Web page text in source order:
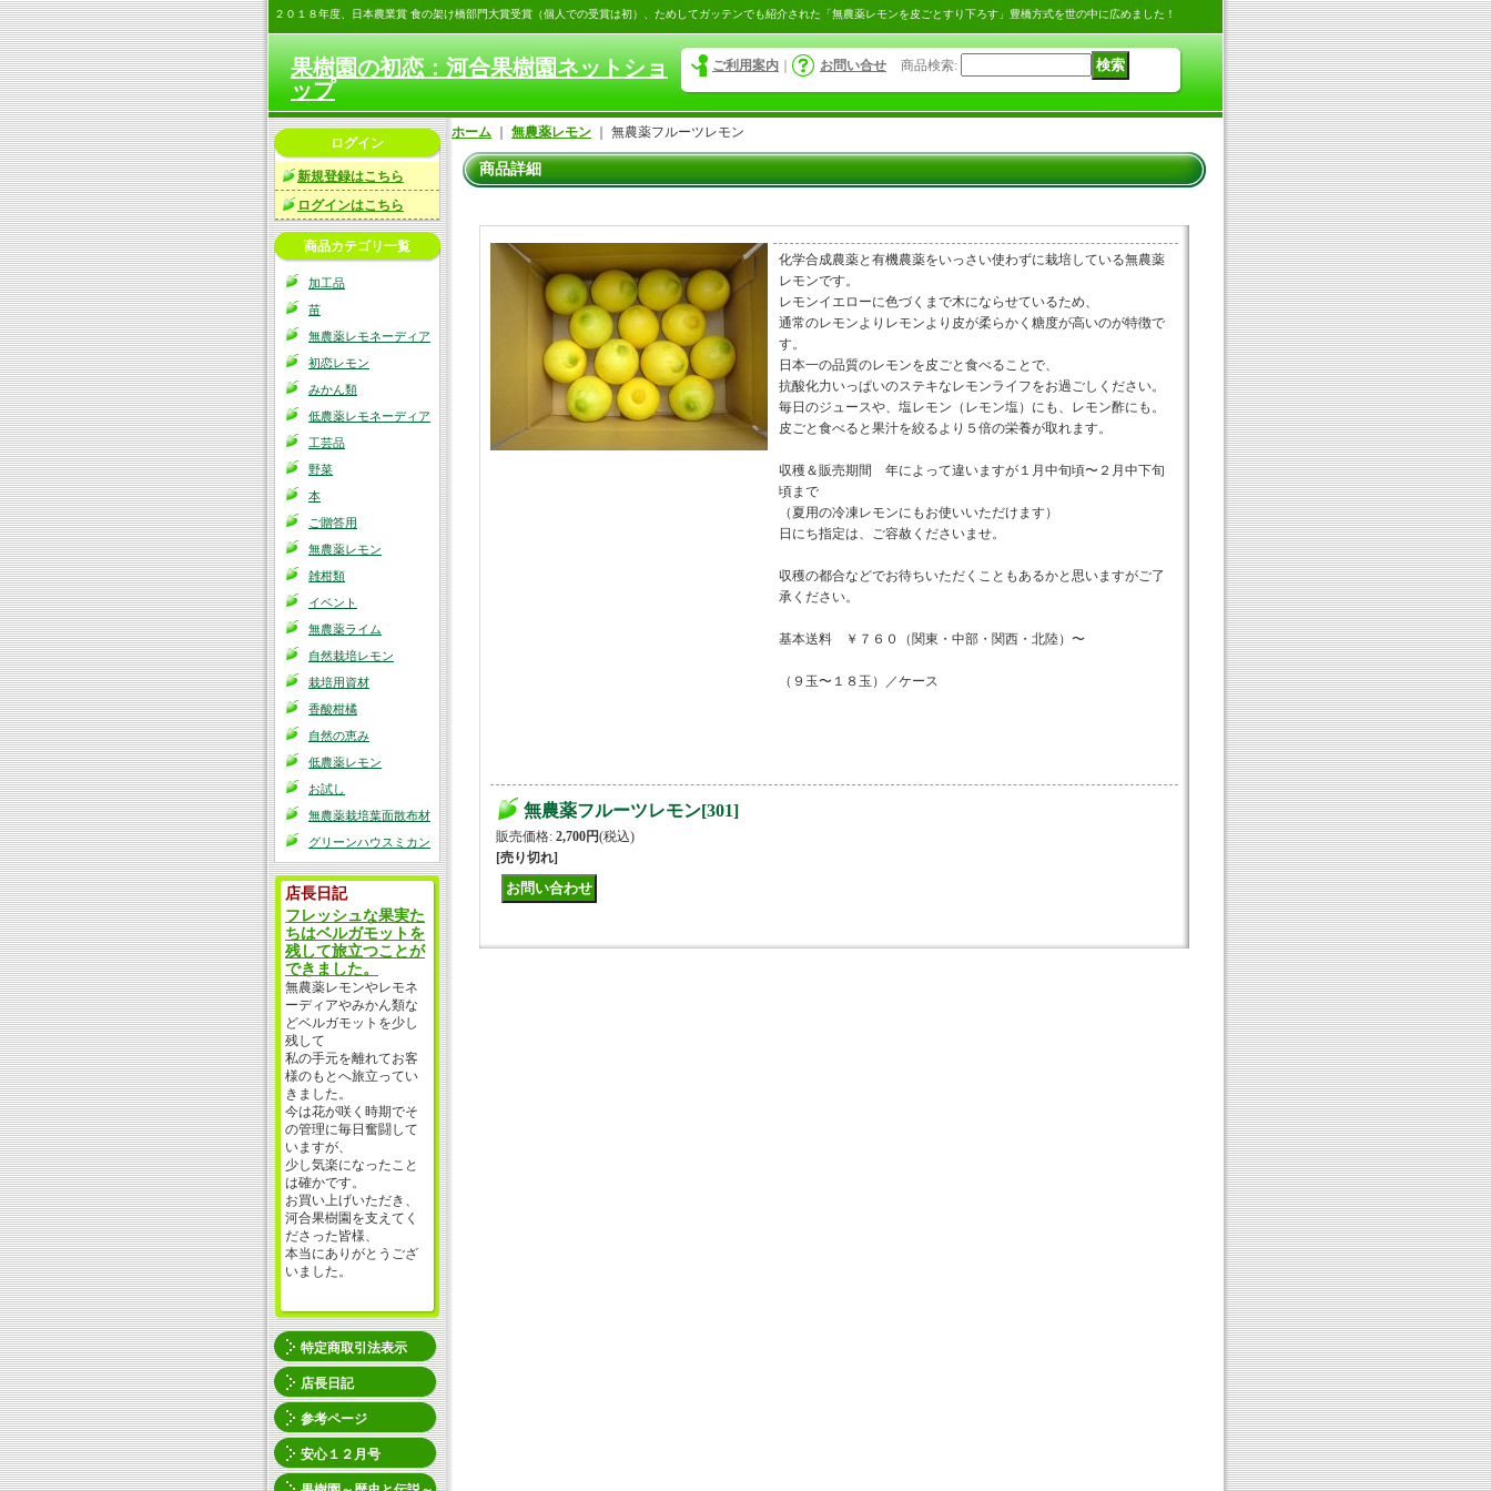
２０１８年度、日本農業賞 食の架け橋部門大賞受賞（個人での受賞は初）、ためしてガッテンでも紹介された「無農薬レモンを皮ごとすり下ろす」豊橋方式を世の中に広めました！
果樹園の初恋：河合果樹園ネットショ
ップ
ご利用案内 お問い合せ 商品検索:
ログイン
新規登録はこちら
ログインはこちら
商品カテゴリ一覧
加工品
苗
無農薬レモネーディア
初恋レモン
みかん類
低農薬レモネーディア
工芸品
野菜
本
ご贈答用
無農薬レモン
雑柑類
イベント
無農薬ライム
自然栽培レモン
栽培用資材
香酸柑橘
自然の恵み
低農薬レモン
お試し
無農薬栽培葉面散布材
グリーンハウスミカン
店長日記
フレッシュな果実た
ちはベルガモットを
残して旅立つことが
できました。
無農薬レモンやレモネ
ーディアやみかん類な
どベルガモットを少し
残して
私の手元を離れてお客
様のもとへ旅立ってい
きました。
今は花が咲く時期でそ
の管理に毎日奮闘して
いますが、
少し気楽になったこと
は確かです。
お買い上げいただき、
河合果樹園を支えてく
ださった皆様、
本当にありがとうござ
いました。
特定商取引法表示
店長日記
参考ページ
安心１２月号
ホーム 無農薬レモン 無農薬フルーツレモン
商品詳細
化学合成農薬と有機農薬をいっさい使わずに栽培している無農薬
レモンです。
レモンイエローに色づくまで木にならせているため、
通常のレモンよりレモンより皮が柔らかく糖度が高いのが特徴で
す。
日本一の品質のレモンを皮ごと食べることで、
抗酸化力いっぱいのステキなレモンライフをお過ごしください。
毎日のジュースや、塩レモン（レモン塩）にも、レモン酢にも。
皮ごと食べると果汁を絞るより５倍の栄養が取れます。
収穫＆販売期間 年によって違いますが１月中旬頃〜２月中下旬
頃まで
（夏用の冷凍レモンにもお使いいただけます）
日にち指定は、ご容赦くださいませ。
収穫の都合などでお待ちいただくこともあるかと思いますがご了
承ください。
基本送料 ￥７６０（関東・中部・関西・北陸）〜
（９玉〜１８玉）／ケース
無農薬フルーツレモン[301]
販売価格: 2,700円(税込)
[売り切れ]